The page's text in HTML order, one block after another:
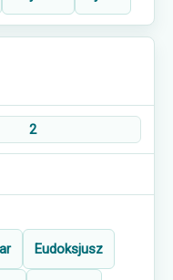
2
Eudoksjusz